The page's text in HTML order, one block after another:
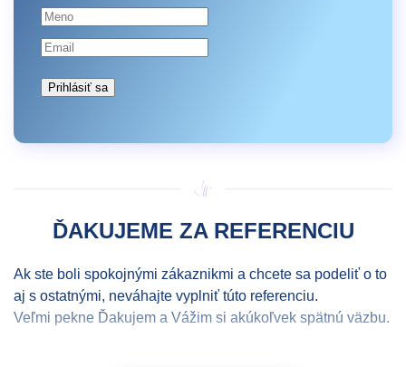
Prihlásiť sa
ĎAKUJEME ZA REFERENCIU
Ak ste boli spokojnými zákaznikmi a chcete sa podeliť o to
aj s ostatnými, neváhajte vyplniť túto referenciu.
Veľmi pekne Ďakujem a Vážim si akúkoľvek spätnú väzbu.